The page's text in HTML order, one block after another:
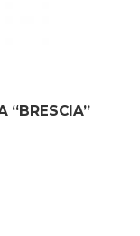
“BRESCIA”